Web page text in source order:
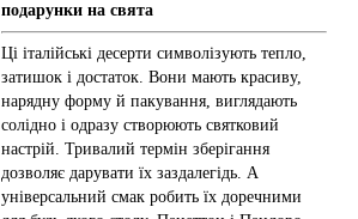
подарунки на свята
Ці італійські десерти символізують тепло,
затишок і достаток. Вони мають красиву,
нарядну форму й пакування, виглядають
солідно і одразу створюють святковий
настрій. Тривалий термін зберігання
дозволяє дарувати їх заздалегідь. А
універсальний смак робить їх доречними